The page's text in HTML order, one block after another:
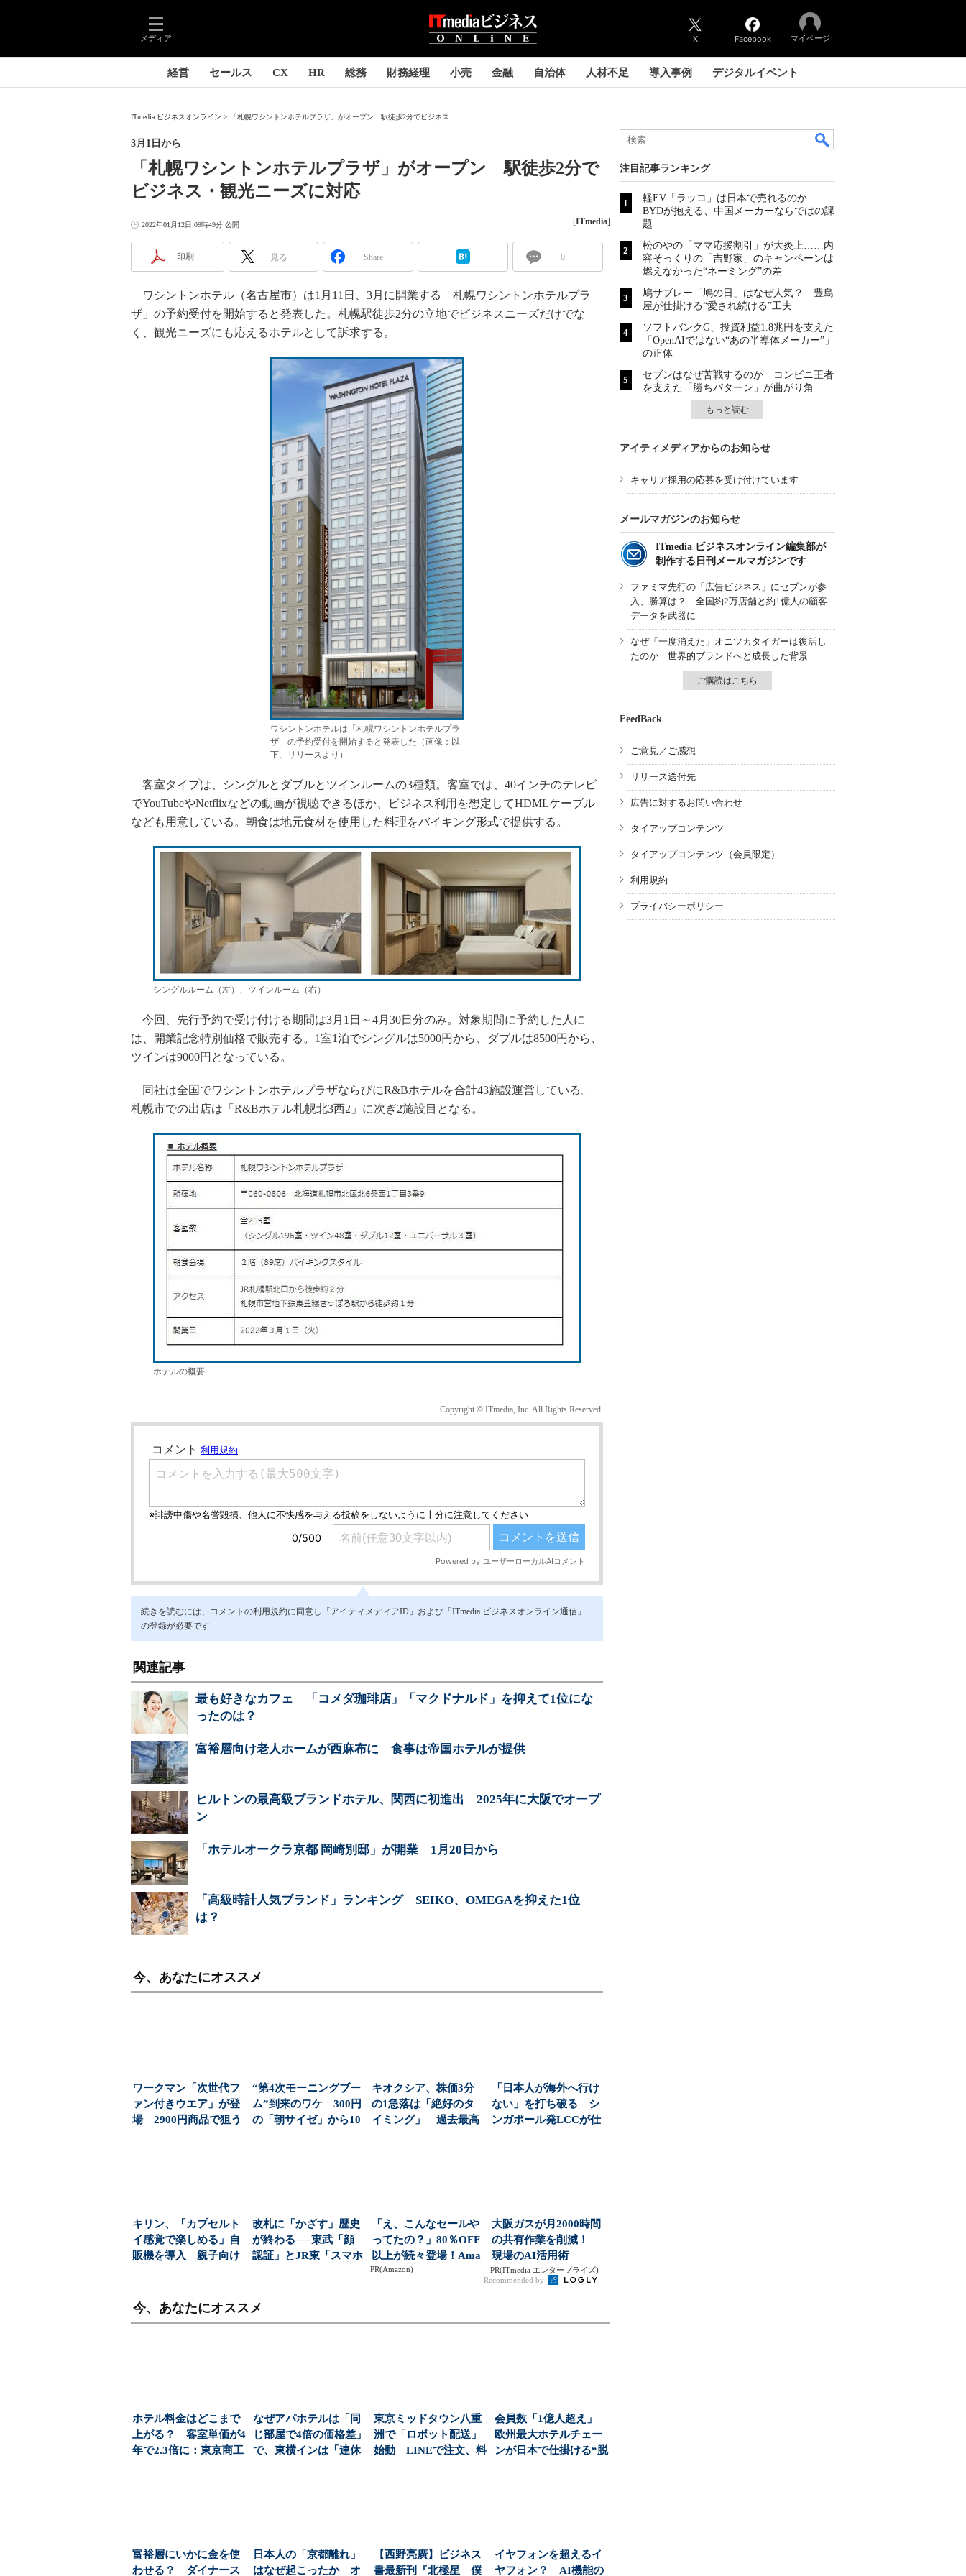
メディア X Facebook マイページ
経営 セールス CX HR 総務 財務経理 小売 金融 自治体 人材不足 導入事例 デジタルイベント
ITmedia ビジネスオンライン 「札幌ワシントンホテルプラザ」がオープン 駅徒歩2分でビジネス...
「札幌ワシントンホテルプラザ」がオープン 駅徒歩2分で
ビジネス・観光ニーズに対応
3月1日から
2022年01月12日 09時49分 公開 [ITmedia]
印刷 見る Share 0
ワシントンホテル（名古屋市）は1月11日、3月に開業する「札幌ワシントンホテルプラ
ザ」の予約受付を開始すると発表した。札幌駅徒歩2分の立地でビジネスニーズだけでな
く、観光ニーズにも応えるホテルとして訴求する。
ワシントンホテルは「札幌ワシントンホテルプラ
ザ」の予約受付を開始すると発表した（画像：以
下、リリースより）
客室タイプは、シングルとダブルとツインルームの3種類。客室では、40インチのテレビ
でYouTubeやNetflixなどの動画が視聴できるほか、ビジネス利用を想定してHDMLケーブル
なども用意している。朝食は地元食材を使用した料理をバイキング形式で提供する。
シングルルーム（左）、ツインルーム（右）
今回、先行予約で受け付ける期間は3月1日～4月30日分のみ。対象期間に予約した人に
は、開業記念特別価格で販売する。1室1泊でシングルは5000円から、ダブルは8500円から、
ツインは9000円となっている。
同社は全国でワシントンホテルプラザならびにR&Bホテルを合計43施設運営している。
札幌市での出店は「R&Bホテル札幌北3西2」に次ぎ2施設目となる。
ホテルの概要
Copyright © ITmedia, Inc. All Rights Reserved.
続きを読むには、コメントの利用規約に同意し「アイティメディアID」および「ITmedia ビジネスオンライン通信」
の登録が必要です
関連記事
最も好きなカフェ 「コメダ珈琲店」「マクドナルド」を抑えて1位にな
ったのは？
富裕層向け老人ホームが西麻布に 食事は帝国ホテルが提供
ヒルトンの最高級ブランドホテル、関西に初進出 2025年に大阪でオープ
ン
「ホテルオークラ京都 岡崎別邸」が開業 1月20日から
「高級時計人気ブランド」ランキング SEIKO、OMEGAを抑えた1位
は？
今、あなたにオススメ
ワークマン「次世代フ
ァン付きウエア」が登
場 2900円商品で狙う
“第4次モーニングブー
ム”到来のワケ 300円
の「朝サイゼ」から10
キオクシア、株価3分
の1急落は「絶好のタ
イミング」 過去最高
「日本人が海外へ行け
ない」を打ち破る シ
ンガポール発LCCが仕
キリン、「カプセルト
イ感覚で楽しめる」自
販機を導入 親子向け
改札に「かざす」歴史
が終わる──東武「顔
認証」とJR東「スマホ
「え、こんなセールや
ってたの？」80％OFF
以上が続々登場！Ama
zonの本気が...
PR(Amazon)
大阪ガスが月2000時間
の共有作業を削減！
現場のAI活用術
PR(ITmedia エンタープライズ)
Recommended by
今、あなたにオススメ
ホテル料金はどこまで
上がる？ 客室単価が4
年で2.3倍に：東京商工
なぜアパホテルは「同
じ部屋で4倍の価格差」
で、東横インは「連休
東京ミッドタウン八重
洲で「ロボット配送」
始動 LINEで注文、料
会員数「1億人超え」
欧州最大ホテルチェー
ンが日本で仕掛ける“脱
富裕層にいかに金を使
わせる？ ダイナース
日本人の「京都離れ」
はなぜ起こったか オ
【西野亮廣】ビジネス
書最新刊『北極星 僕
イヤフォンを超えるイ
ヤフォン？ AI機能の
注目記事ランキング
軽EV「ラッコ」は日本で売れるのか
BYDが抱える、中国メーカーならではの課
題
松のやの「ママ応援割引」が大炎上……内
容そっくりの「吉野家」のキャンペーンは
燃えなかった“ネーミング”の差
鳩サブレー「鳩の日」はなぜ人気？ 豊島
屋が仕掛ける“愛され続ける”工夫
ソフトバンクG、投資利益1.8兆円を支えた
「OpenAIではない“あの半導体メーカー”」
の正体
セブンはなぜ苦戦するのか コンビニ王者
を支えた「勝ちパターン」が曲がり角
もっと読む
アイティメディアからのお知らせ
キャリア採用の応募を受け付けています
メールマガジンのお知らせ
ITmedia ビジネスオンライン編集部が
制作する日刊メールマガジンです
ファミマ先行の「広告ビジネス」にセブンが参
入、勝算は？ 全国約2万店舗と約1億人の顧客
データを武器に
なぜ「一度消えた」オニツカタイガーは復活し
たのか 世界的ブランドへと成長した背景
ご購読はこちら
FeedBack
ご意見／ご感想
リリース送付先
広告に対するお問い合わせ
タイアップコンテンツ
タイアップコンテンツ（会員限定）
利用規約
プライバシーポリシー